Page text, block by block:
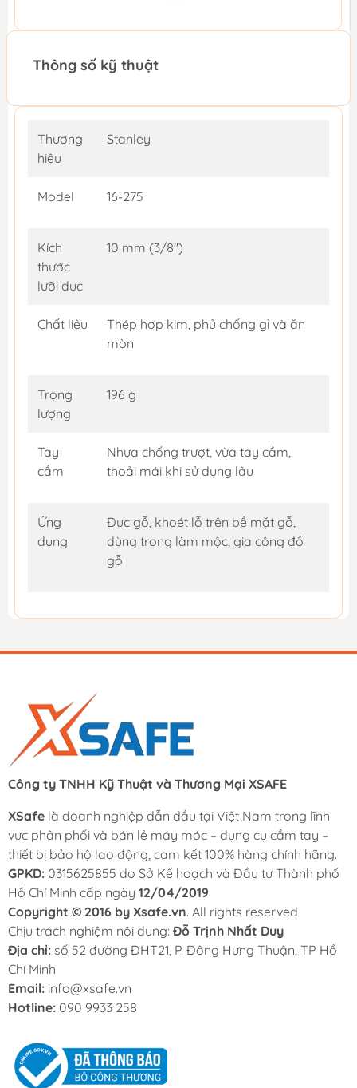
Thông số kỹ thuật
Thương
hiệu
Stanley
Model 16-275
Kích
thước
lưỡi đục
10 mm (3/8")
Chất liệu
Thép hợp kim, phủ chống gỉ và ăn
mòn
Trọng
lượng
196 g
Tay
cầm
Nhựa chống trượt, vừa tay cầm,
thoải mái khi sử dụng lâu
Ứng
dụng
Đục gỗ, khoét lỗ trên bề mặt gỗ,
dùng trong làm mộc, gia công đồ
gỗ
Công ty TNHH Kỹ Thuật và Thương Mại XSAFE
XSafe là doanh nghiệp dẫn đầu tại Việt Nam trong lĩnh
vực phân phối và bán lẻ máy móc – dụng cụ cầm tay –
thiết bị bảo hộ lao động, cam kết 100% hàng chính hãng.
GPKD: 0315625855 do Sở Kế hoạch và Đầu tư Thành phố
Hồ Chí Minh cấp ngày 12/04/2019
Copyright © 2016 by Xsafe.vn. All rights reserved
Chịu trách nghiệm nội dung: Đỗ Trịnh Nhất Duy
Địa chỉ: số 52 đường ĐHT21, P. Đông Hưng Thuận, TP Hồ
Chí Minh
Email: info@xsafe.vn
Hotline: 090 9933 258